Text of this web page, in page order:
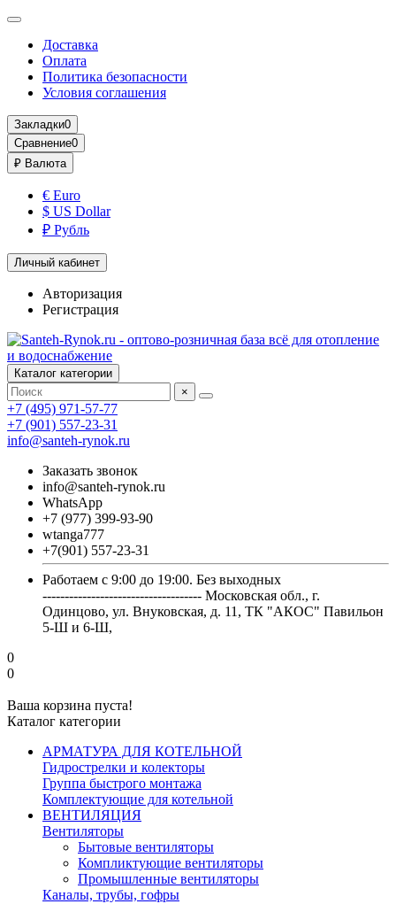
Доставка
Оплата
Политика безопасности
Условия соглашения
Закладки0
Сравнение0
₽ Валюта
€ Euro
$ US Dollar
₽ Рубль
Личный кабинет
Авторизация
Регистрация
Каталог категории
×
+7 (495) 971-57-77
+7 (901) 557-23-31
info@santeh-rynok.ru
Заказать звонок
info@santeh-rynok.ru
WhatsApp
+7 (977) 399-93-90
wtanga777
+7(901) 557-23-31
Работаем с 9:00 до 19:00. Без выходных
------------------------------------ Московская обл., г.
Одинцово, ул. Внуковская, д. 11, ТК "АКОС" Павильон
5-Ш и 6-Ш,
0
0
Ваша корзина пуста!
Каталог категории
АРМАТУРА ДЛЯ КОТЕЛЬНОЙ
Гидрострелки и колекторы
Группа быстрого монтажа
Комплектующие для котельной
ВЕНТИЛЯЦИЯ
Вентиляторы
Бытовые вентиляторы
Компликтующие вентиляторы
Промышленные вентиляторы
Каналы, трубы, гофры